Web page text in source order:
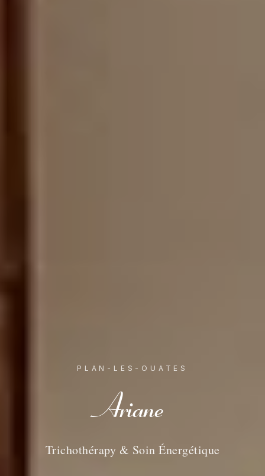
PLAN-LES-OUATES
Ariane
Trichothérapy & Soin Énergétique